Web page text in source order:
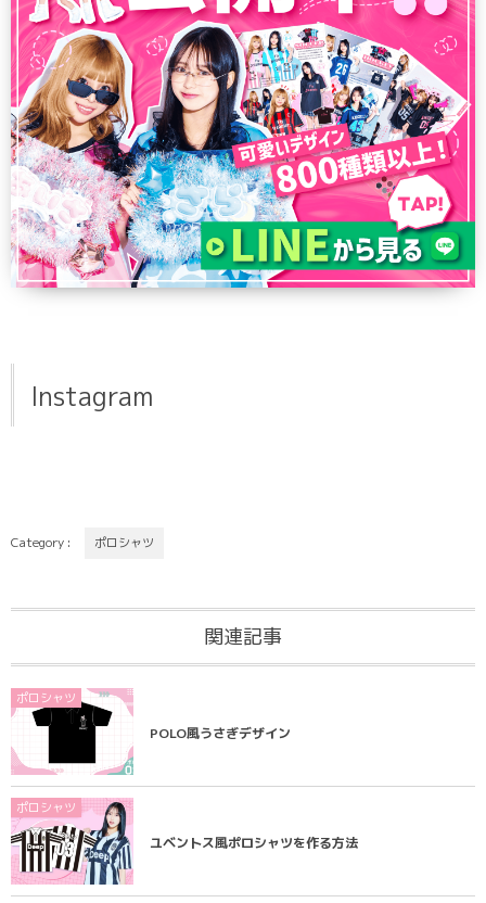
Instagram
Category : ポロシャツ
関連記事
ポロシャツ
POLO風うさぎデザイン
ポロシャツ
ユベントス風ポロシャツを作る方法